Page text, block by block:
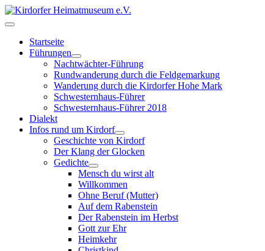
Startseite
Führungen
Nachtwächter-Führung
Rundwanderung durch die Feldgemarkung
Wanderung durch die Kirdorfer Hohe Mark
Schwesternhaus-Führer
Schwesternhaus-Führer 2018
Dialekt
Infos rund um Kirdorf
Geschichte von Kirdorf
Der Klang der Glocken
Gedichte
Mensch du wirst alt
Willkommen
Ohne Beruf (Mutter)
Auf dem Rabenstein
Der Rabenstein im Herbst
Gott zur Ehr
Heimkehr